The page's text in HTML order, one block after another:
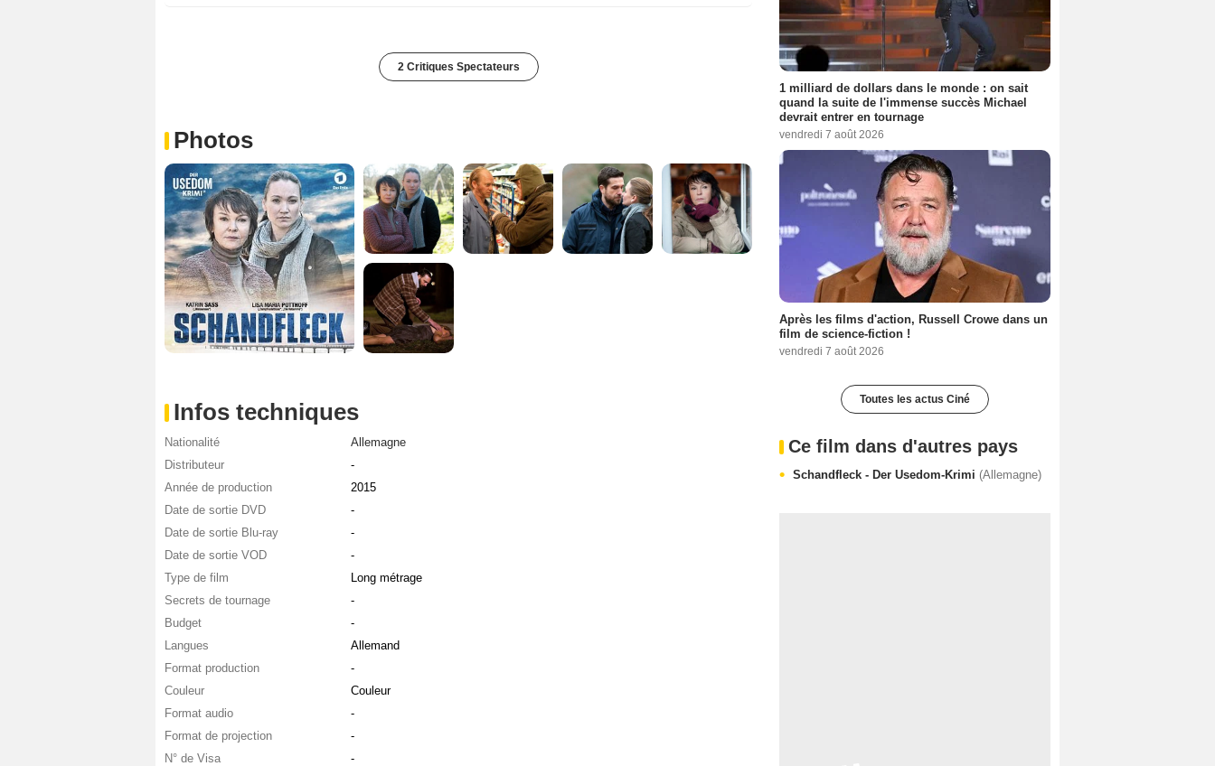
2 Critiques Spectateurs
Photos
Infos techniques
Nationalité
Allemagne
Distributeur
-
Année de production
2015
Date de sortie DVD
-
Date de sortie Blu-ray
-
Date de sortie VOD
-
Type de film
Long métrage
Secrets de tournage
-
Budget
-
Langues
Allemand
Format production
-
Couleur
Couleur
Format audio
-
Format de projection
-
N° de Visa
-
1 milliard de dollars dans le monde : on sait
quand la suite de l'immense succès Michael
devrait entrer en tournage
vendredi 7 août 2026
Après les films d'action, Russell Crowe dans un
film de science-fiction !
vendredi 7 août 2026
Toutes les actus Ciné
Ce film dans d'autres pays
Schandfleck - Der Usedom-Krimi (Allemagne)